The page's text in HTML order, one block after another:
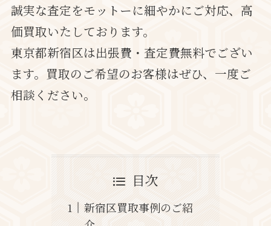
誠実な査定をモットーに細やかにご対応、高
価買取いたしております。
東京都新宿区は出張費・査定費無料でござい
ます。買取のご希望のお客様はぜひ、一度ご
相談ください。
目次
新宿区買取事例のご紹